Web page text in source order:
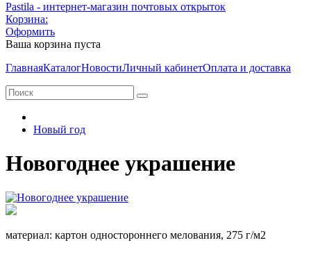
Pastila - интернет-магазин почтовых открыток
Корзина:
Оформить
Ваша корзина пуста
ГлавнаяКаталогНовостиЛичный кабинетОплата и доставка
Новый год
Новогоднее украшение
материал: картон одностороннего мелования, 275 г/м2